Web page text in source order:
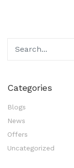
Categories
Blogs
News
Offers
Uncategorized